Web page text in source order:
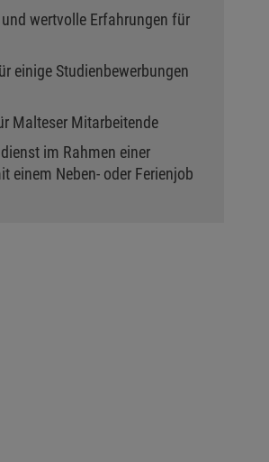
wertvolle Erfahrungen für
einige Studienbewerbungen
Malteser Mitarbeitende
im Rahmen einer
einem Neben- oder Ferienjob